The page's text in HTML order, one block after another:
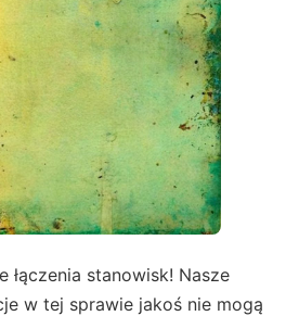
łączenia stanowisk! Nasze
w tej sprawie jakoś nie mogą